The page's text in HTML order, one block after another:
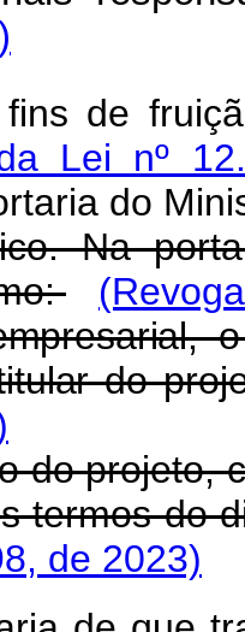
fins de
Lei nº
do
Na
do
do projeto,
termos do
de 2023)